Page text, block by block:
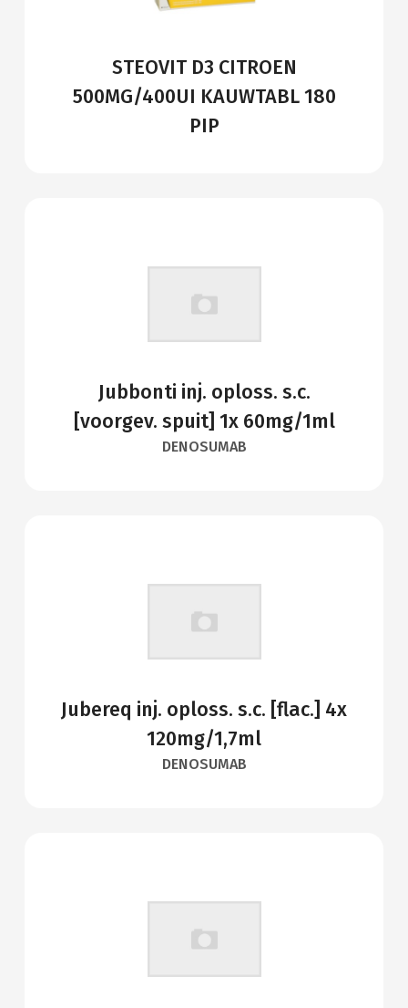
STEOVIT D3 CITROEN
500MG/400UI KAUWTABL 180
PIP
Jubbonti inj. oploss. s.c.
[voorgev. spuit] 1x 60mg/1ml
DENOSUMAB
Jubereq inj. oploss. s.c. [flac.] 4x
120mg/1,7ml
DENOSUMAB